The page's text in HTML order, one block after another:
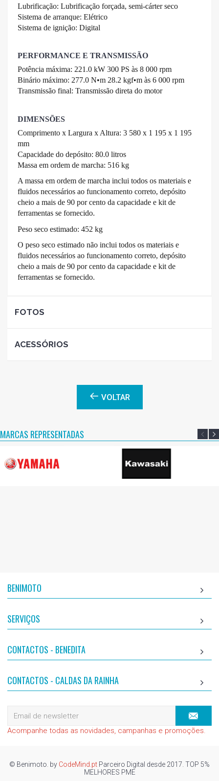
Lubrificação: Lubrificação forçada, semi-cárter seco
Sistema de arranque: Elétrico
Sistema de ignição: Digital
PERFORMANCE E TRANSMISSÃO
Potência máxima: 221.0 kW 300 PS às 8 000 rpm
Binário máximo: 277.0 N•m 28.2 kgf•m às 6 000 rpm
Transmissão final: Transmissão direta do motor
DIMENSÕES
Comprimento x Largura x Altura: 3 580 x 1 195 x 1 195
mm
Capacidade do depósito: 80.0 litros
Massa em ordem de marcha: 516 kg
A massa em ordem de marcha inclui todos os materiais e
fluidos necessários ao funcionamento correto, depósito
cheio a mais de 90 por cento da capacidade e kit de
ferramentas se fornecido.
Peso seco estimado: 452 kg
O peso seco estimado não inclui todos os materiais e
fluidos necessários ao funcionamento correto, depósito
cheio a mais de 90 por cento da capacidade e kit de
ferramentas se fornecido.
FOTOS
ACESSÓRIOS
VOLTAR
MARCAS REPRESENTADAS
BENIMOTO
SERVIÇOS
CONTACTOS - BENEDITA
CONTACTOS - CALDAS DA RAINHA
Acompanhe todas as novidades, campanhas e promoções.
© Benimoto. by CodeMind.pt Parceiro Digital desde 2017. TOP 5%
MELHORES PME